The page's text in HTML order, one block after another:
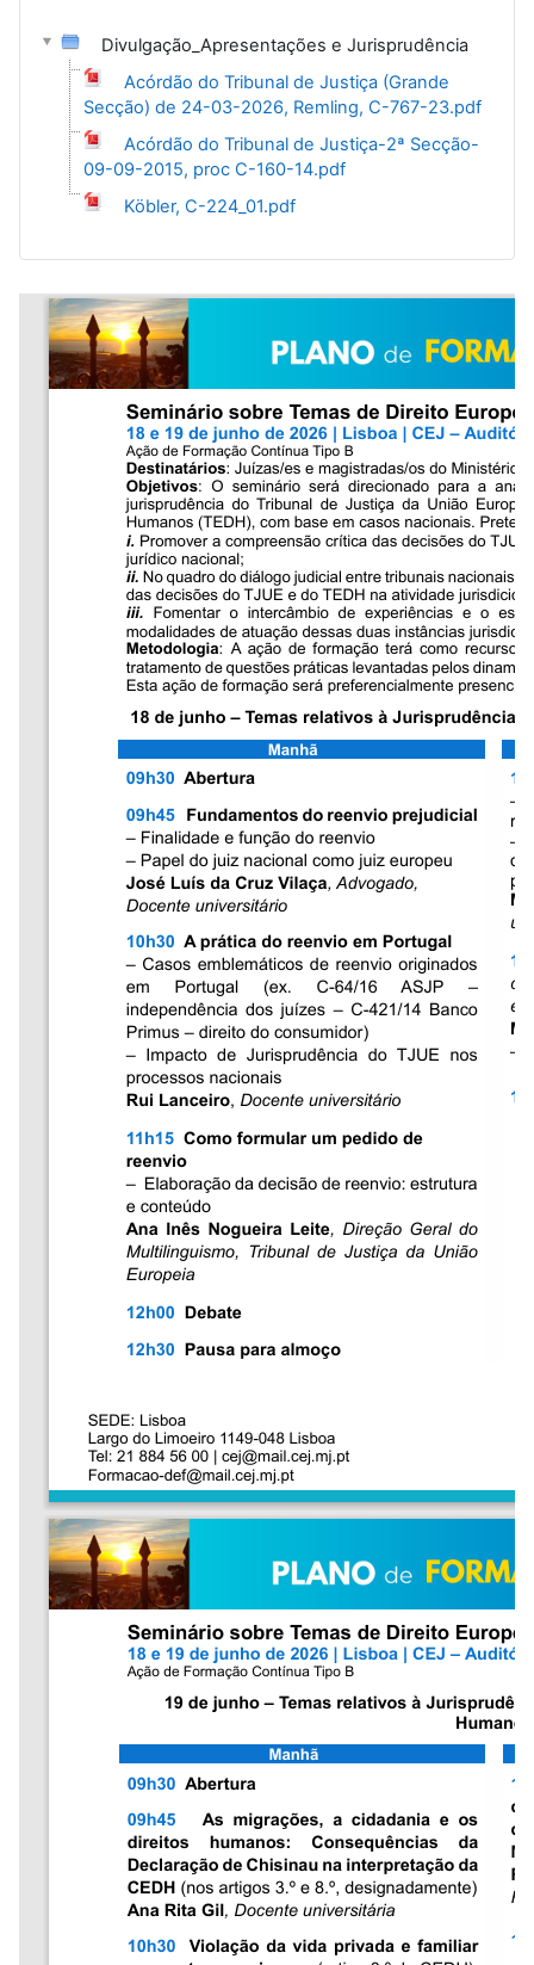
Divulgação_Apresentações e Jurisprudência
Acórdão do Tribunal de Justiça (Grande
Secção) de 24-03-2026, Remling, C-767-23.pdf
Acórdão do Tribunal de Justiça-2ª Secção-
09-09-2015, proc C-160-14.pdf
Köbler, C-224_01.pdf